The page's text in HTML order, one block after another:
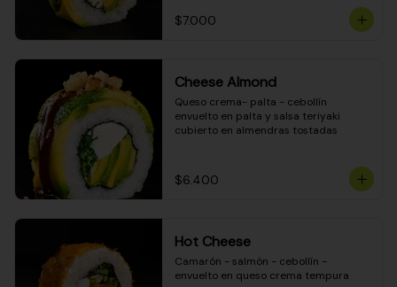
$7.000
Cheese Almond
Queso crema- palta - cebollín
envuelto en palta y salsa teriyaki
cubierto en almendras tostadas
$6.400
Hot Cheese
Camarón - salmón - cebollín -
envuelto en queso crema tempura